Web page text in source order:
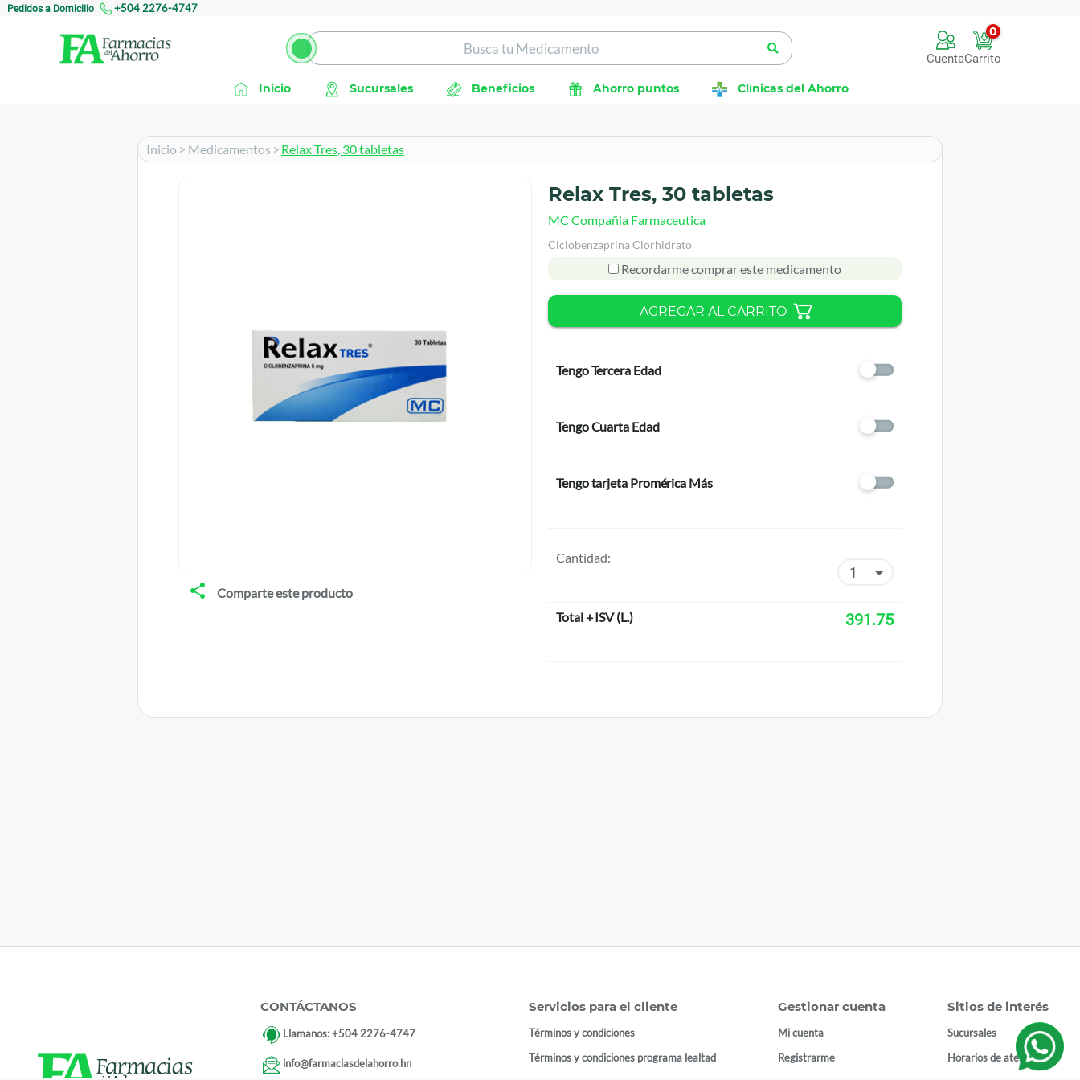
Pedidos a Domicilio +504 2276-4747
Cuenta
0
Carrito
Inicio Sucursales Beneficios Ahorro puntos Clínicas del Ahorro
Inicio > Medicamentos > Relax Tres, 30 tabletas
Comparte este producto
Relax Tres, 30 tabletas
MC Compañia Farmaceutica
Ciclobenzaprina Clorhidrato
Recordarme comprar este medicamento
AGREGAR AL CARRITO
Tengo Tercera Edad
Tengo Cuarta Edad
Tengo tarjeta Promérica Más
Cantidad:
Total + ISV(L.) 391.75
CONTÁCTANOS
Llamanos:+504 2276-4747
info@farmaciasdelahorro.hn
Servicios para el cliente
Términos y condiciones
Términos y condiciones programa lealtad
Gestionar cuenta
Mi cuenta
Registrarme
Sitios de interés
Sucursales
Horarios de atención